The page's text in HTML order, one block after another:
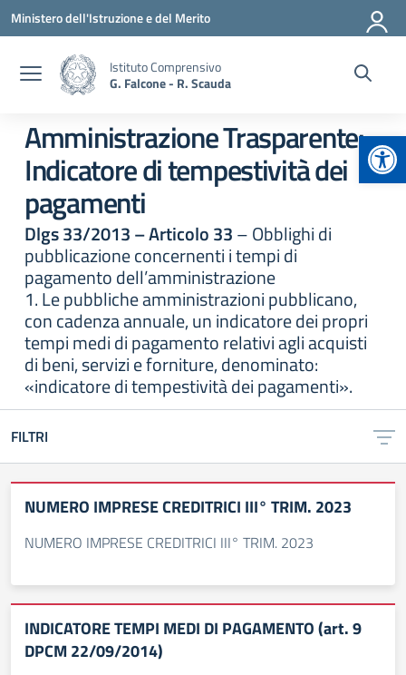
Vai ai contenuti
Vai al menu di navigazione
Vai al footer
Ministero dell'Istruzione e del Merito
Istituto Comprensivo
G. Falcone - R. Scauda
Amministrazione Trasparente:
Indicatore di tempestività dei
pagamenti
Dlgs 33/2013 – Articolo 33– Obblighi di
pubblicazione concernenti i tempi di
pagamento dell’amministrazione
1. Le pubbliche amministrazioni pubblicano,
con cadenza annuale, un indicatore dei propri
tempi medi di pagamento relativi agli acquisti
di beni, servizi e forniture, denominato:
«indicatore di tempestività dei pagamenti».
FILTRI
NUMERO IMPRESE CREDITRICI III° TRIM. 2023
NUMERO IMPRESE CREDITRICI III° TRIM. 2023
INDICATORE TEMPI MEDI DI PAGAMENTO (art. 9
DPCM 22/09/2014)